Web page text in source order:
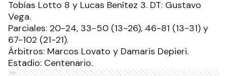
Tobías Lotto 8 y Lucas Benítez 3. DT: Gustavo
Vega.
Parciales: 20-24, 33-50 (13-26), 46-81 (13-31) y
67-102 (21-21).
Árbitros: Marcos Lovato y Damaris Depieri.
Estadio: Centenario.
Ads